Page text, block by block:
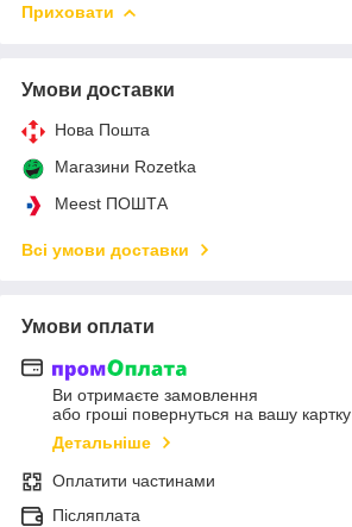
Приховати
Умови доставки
Нова Пошта
Магазини Rozetka
Meest ПОШТА
Всі умови доставки
Умови оплати
Ви отримаєте замовлення
або гроші повернуться на вашу картку
Детальніше
Оплатити частинами
Післяплата